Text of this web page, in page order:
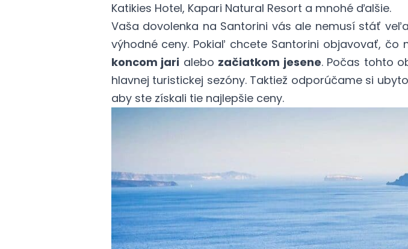
Katikies Hotel, Kapari Natural Resort a mnohé ďalšie.
Vaša dovolenka na Santorini vás ale nemusí stáť
výhodné ceny. Pokiaľ chcete Santorini objavovať,
koncom jari alebo začiatkom jesene. Počas tohto
hlavnej turistickej sezóny. Taktiež odporúčame si
aby ste získali tie najlepšie ceny.